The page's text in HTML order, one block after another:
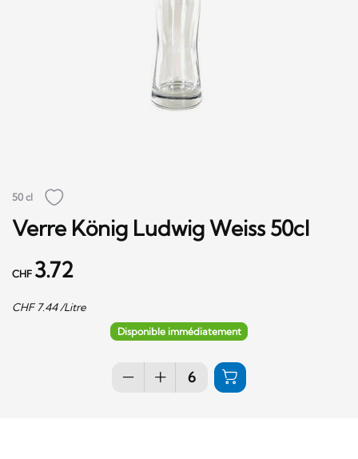
50 cl
Verre König Ludwig Weiss 50cl
CHF 3.72
CHF 7.44/Litre
Disponible immédiatement